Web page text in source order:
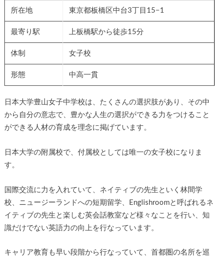
所在地 東京都板橋区中台3丁目15−1
最寄り駅 上板橋駅から徒歩15分
体制 女子校
形態 中高一貫
日本大学豊山女子中学校は、たくさんの選択肢があり、その中
から自分の意志で、豊かな人生の選択ができる力をつけること
ができる人材の育成を理念に掲げています。
日本大学の附属校で、付属校としては唯一の女子校になりま
す。
国際交流に力を入れていて、ネイティブの先生といく林間学
校、ニュージーランドへの短期留学、Englishroomと呼ばれるネ
イティブの先生と楽しむ英会話教室など様々なことを行い、知
識だけでない英語力の向上を行なっています。
キャリア教育も早い段階から行なっていて、首都圏の名所を巡